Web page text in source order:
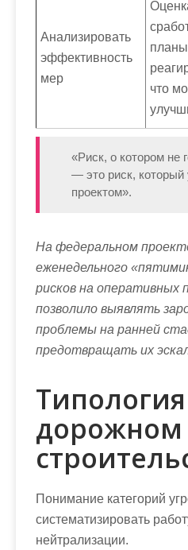
Анализировать
эффективность
мер
планы
что
«Риск, о котором не
— это риск,
проектом».
На федеральном
еженедельного
рисков на оперативных
позволило выявлять
проблемы на ранней
предотвращать их
дорожном
Понимание категорий
систематизировать
нейтрализации.